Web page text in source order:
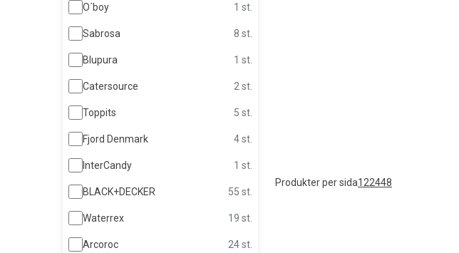
O´boy 1 st.
Sabrosa 8 st.
Blupura 1 st.
Catersource 2 st.
Toppits 5 st.
Fjord Denmark 4 st.
InterCandy 1 st.
BLACK+DECKER 55 st.
Waterrex 19 st.
Arcoroc 24 st.
Produkter per sida122448